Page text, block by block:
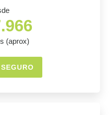
(aprox)